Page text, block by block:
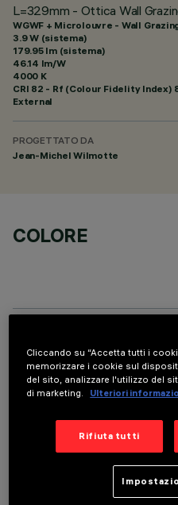
L=329mm - Ottica Wall
WGWF + Microlouvre - Wall
3.9 W (sistema)
179.95 lm (sistema)
46.14 lm/W
4000 K
CRI 82 - Rf (Colour Fidelity Index)
External
PROGETTATO DA
Jean-Michel Wilmotte
COLORE
COMPONENTI
DATI TECNICI
ULTIMO AGGIORNAMENTO: 06/
Cliccando su “Accetta tutti i
memorizzare i cookie sul
del sito, analizzare l'utilizzo del
di marketing.
Ulteriori
Rifiuta tutti